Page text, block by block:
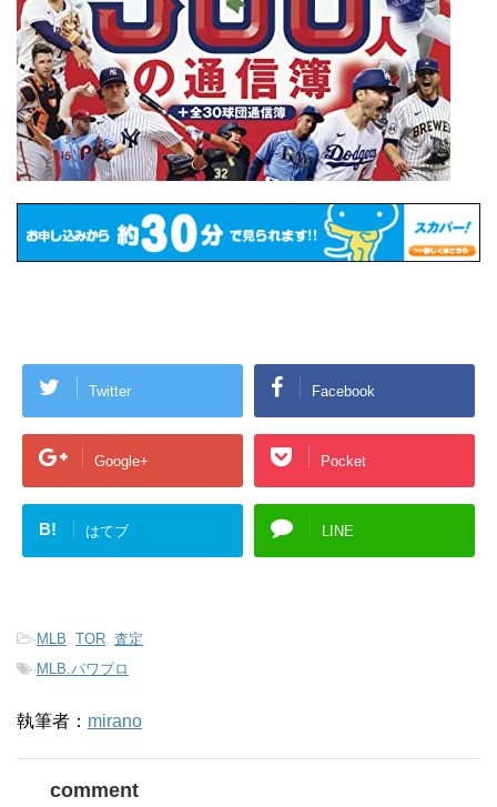
Twitter Facebook
Google+ Pocket
B! はてブ LINE
-MLB, TOR, 査定
-MLB.パワプロ
執筆者： mirano
comment